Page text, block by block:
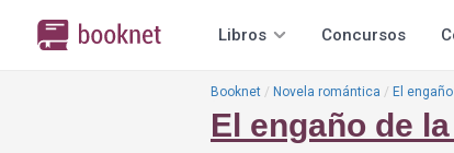
Libros Concursos
Booknet Novela romántica El
El engaño de